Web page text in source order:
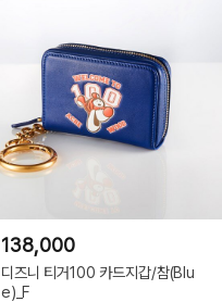
138,000
디즈니 티거100 카드지갑/참(Blu
e)_F